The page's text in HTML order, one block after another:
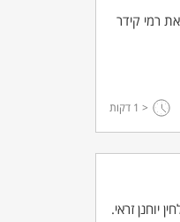
רמי קידר
< 1 דקות
יוחנן זראי.